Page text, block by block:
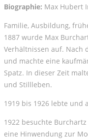
Biographie: Max Hubert
Familie, Ausbildung,
1887 wurde Max
Verhältnissen auf. Nach
und machte eine
Spatz. In dieser Zeit
und Stillleben.
1919 bis 1926 lebte und
1922 besuchte
eine Hinwendung zur